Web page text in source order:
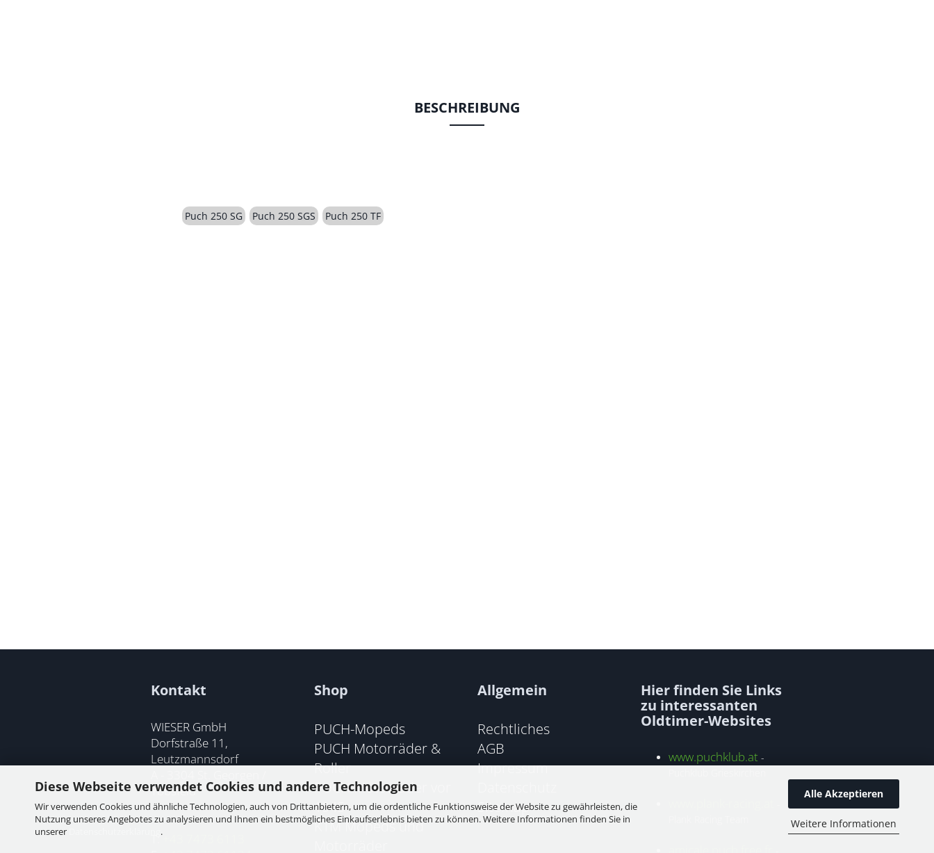
Diese Webseite verwendet Cookies und andere Technologien
Wir verwenden Cookies und ähnliche Technologien, auch von Drittanbietern, um die ordentliche Funktionsweise der Website zu gewährleisten, die
Nutzung unseres Angebotes zu analysieren und Ihnen ein bestmögliches Einkaufserlebnis bieten zu können. Weitere Informationen finden Sie in
unserer
.
Alle Akzeptieren
Weitere Informationen
BESCHREIBUNG
Puch 250 SG Puch 250 SGS Puch 250 TF
Kontakt
WIESER GmbH
Dorfstraße 11,
Leutzmannsdorf
Ybbsfeld
T:
Shop
PUCH-Mopeds
PUCH Motorräder &
Roller
PUCH Motorräder vor
1945
KTM Mopeds und
Allgemein
Rechtliches
AGB
Impressum
Sitemap
Hier finden Sie Links
zu interessanten
Oldtimer-Websites
www.puchklub.at -